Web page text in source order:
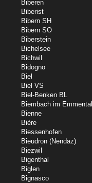
Biberen
Biberist
Bibern SH
Bibern SO
Biberstein
Bichelsee
Bichwil
Bidogno
Biel
Biel VS
Biel-Benken BL
Biembach im Emmental
Bienne
Bière
Biessenhofen
Bieudron (Nendaz)
Biezwil
Bigenthal
Biglen
Bignasco